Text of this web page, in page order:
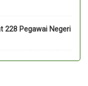
228 Pegawai Negeri